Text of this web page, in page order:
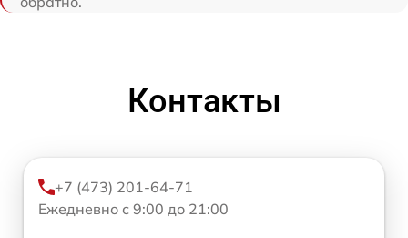
Контакты
+7 (473) 201-64-71
Ежедневно с 9:00 до 21:00